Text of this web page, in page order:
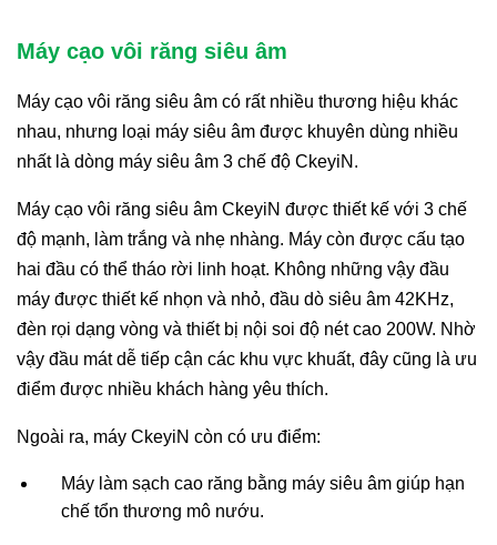
Máy cạo vôi răng siêu âm
Máy cạo vôi răng siêu âm có rất nhiều thương hiệu khác
nhau, nhưng loại máy siêu âm được khuyên dùng nhiều
nhất là dòng máy siêu âm 3 chế độ CkeyiN.
Máy cạo vôi răng siêu âm CkeyiN được thiết kế với 3 chế
độ mạnh, làm trắng và nhẹ nhàng. Máy còn được cấu tạo
hai đầu có thể tháo rời linh hoạt. Không những vậy đầu
máy được thiết kế nhọn và nhỏ, đầu dò siêu âm 42KHz,
đèn rọi dạng vòng và thiết bị nội soi độ nét cao 200W. Nhờ
vậy đầu mát dễ tiếp cận các khu vực khuất, đây cũng là ưu
điểm được nhiều khách hàng yêu thích.
Ngoài ra, máy CkeyiN còn có ưu điểm:
Máy làm sạch cao răng bằng máy siêu âm giúp hạn
chế tổn thương mô nướu.